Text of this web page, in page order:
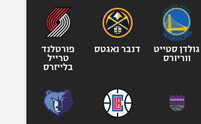
גולדן סטייט
ווריורס
דנבר נאגטס
פורטלנד
טרייל
בלייזרס